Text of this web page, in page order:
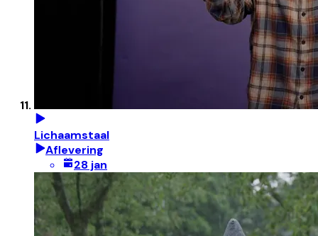
Lichaamstaal
Aflevering
28 jan